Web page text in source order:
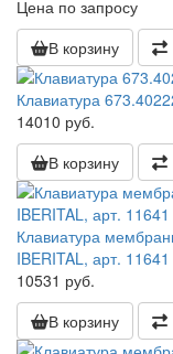
Цена по запросу
В корзину
Клавиатура
14010 руб.
В корзину
Клавиатура
IBERITAL, арт. 11641
10531 руб.
В корзину